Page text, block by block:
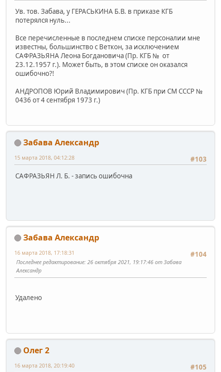
Ув. тов. Забава, у ГЕРАСЬКИНА Б.В. в приказе КГБ
потерялся нуль...
Все перечисленные в последнем списке персоналии мне
известны, большинство с Веткон, за исключением
САФРАЗЬЯНА Леона Богдановича (Пр. КГБ № от
23.12.1957 г.). Может быть, в этом списке он оказался
ошибочно?!
АНДРОПОВ Юрий Владимирович (Пр. КГБ при СМ СССР №
0436 от 4 сентября 1973 г.)
Забава Александр
#103
15 марта 2018, 04:12:28
САФРАЗЬЯН Л. Б. - запись ошибочна
Забава Александр
#104
16 марта 2018, 17:18:31
Последнее редактирование: 26 октября 2021, 19:17:46 от Забава
Александр
Удалено
Олег 2
#105
16 марта 2018, 20:19:40